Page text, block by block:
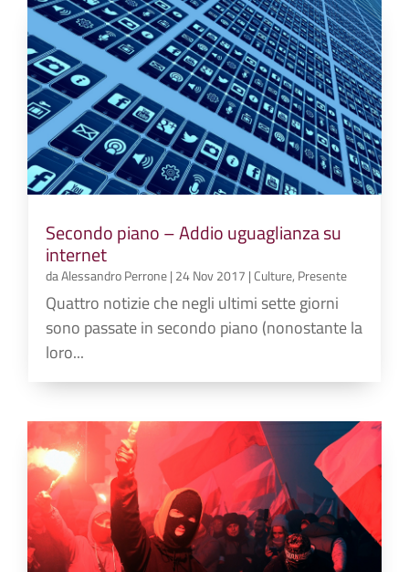
Secondo piano – Addio uguaglianza su
internet
daAlessandro Perrone| 24 Nov 2017 |Culture, Presente
Quattro notizie che negli ultimi sette giorni
sono passate in secondo piano (nonostante la
loro...